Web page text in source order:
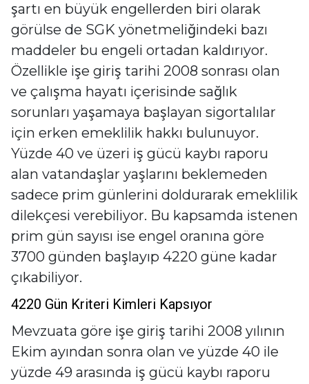
şartı en büyük engellerden biri olarak
görülse de SGK yönetmeliğindeki bazı
maddeler bu engeli ortadan kaldırıyor.
Özellikle işe giriş tarihi 2008 sonrası olan
ve çalışma hayatı içerisinde sağlık
sorunları yaşamaya başlayan sigortalılar
için erken emeklilik hakkı bulunuyor.
Yüzde 40 ve üzeri iş gücü kaybı raporu
alan vatandaşlar yaşlarını beklemeden
sadece prim günlerini doldurarak emeklilik
dilekçesi verebiliyor. Bu kapsamda istenen
prim gün sayısı ise engel oranına göre
3700 günden başlayıp 4220 güne kadar
çıkabiliyor.
4220 Gün Kriteri Kimleri Kapsıyor
Mevzuata göre işe giriş tarihi 2008 yılının
Ekim ayından sonra olan ve yüzde 40 ile
yüzde 49 arasında iş gücü kaybı raporu